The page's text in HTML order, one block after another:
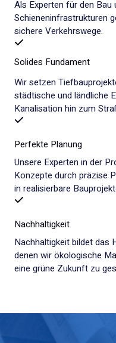
Als Experten für den Bau
Schieneninfrastrukturen
sichere Verkehrswege.
Solides Fundament
Wir setzen
städtische und ländliche
Kanalisation hin zum
Perfekte Planung
Unsere Experten in der
Konzepte durch präzise
in realisierbare
Nachhaltigkeit
Nachhaltigkeit bildet das
denen wir ökologische
eine grüne Zukunft zu